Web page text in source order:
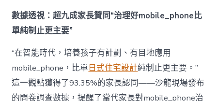
成
為
東
西”，
而
非
“家
數據透視：超九成家長贊同“治理好mobile_phone比
單純制止更主要”
“在智能時代，培養孩子有計劃、有目地應用
mobile_phone，比單日式住宅設計純制止更主要。”
這一觀點獲得了93.35%的家長認同——沙龍現場發布
的問卷調查數據，提醒了當代家長對mobile_phone治